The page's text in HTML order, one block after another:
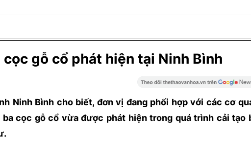
gỗ cổ phát hiện tại Ninh Bình
Ninh Bình cho biết, đơn vị đang phối hợp với các cơ
cọc gỗ cổ vừa được phát hiện trong quá trình cải tạo